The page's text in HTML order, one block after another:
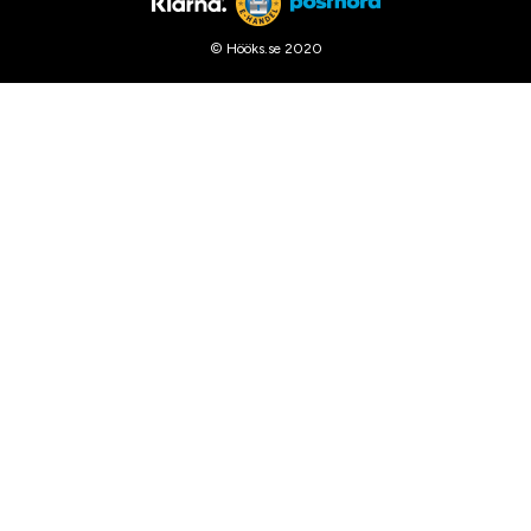
© Hööks.se 2020